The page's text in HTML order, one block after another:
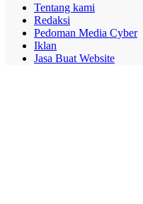
Tentang kami
Redaksi
Pedoman Media Cyber
Iklan
Jasa Buat Website